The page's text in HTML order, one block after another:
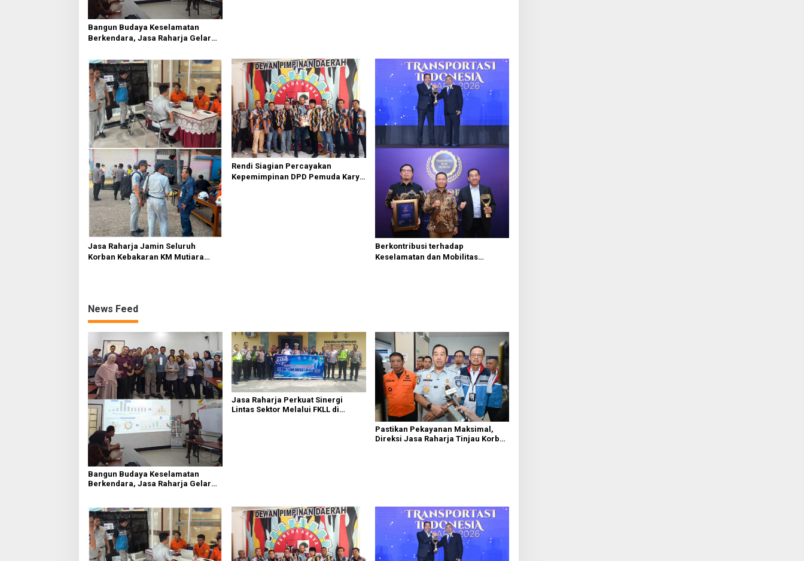
Bangun Budaya Keselamatan
Berkendara, Jasa Raharja Gelar
Medan Industri
Jasa Raharja Jamin Seluruh
Korban Kebakaran KM Mutiara
Rendi Siagian Percayakan
Kepemimpinan DPD Pemuda Karya
Berkontribusi terhadap
Keselamatan dan Mobilitas
News Feed
Bangun Budaya Keselamatan
Berkendara, Jasa Raharja Gelar
Jasa Raharja Perkuat Sinergi
Lintas Sektor Melalui FKLL di
Pastikan Pekayanan Maksimal,
Direksi Jasa Raharja Tinjau Korban